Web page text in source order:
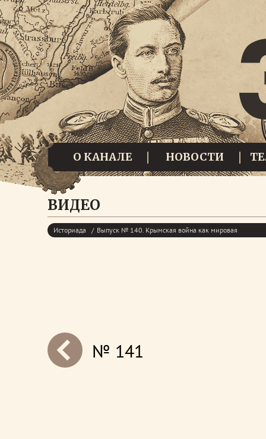
О КАНАЛЕ НОВОСТИ
ВИДЕО
Историада Выпуск № 140. Крымская война как мировая
next№ 141